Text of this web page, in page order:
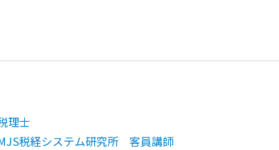
理士
税経システム研究所 客員講師